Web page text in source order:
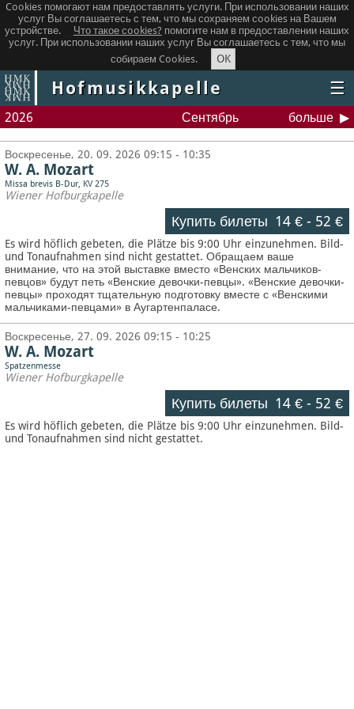
Cookies помогают нам предоставлять услуги. При использовании наших
услуг Вы соглашаетесь с тем, что мы сохраняем сookies на Вашем
устройстве.
Что такое сookies? помогите нам в предоставлении наших
услуг. При использовании наших услуг Вы соглашаетесь с тем, что мы
собираем Cookies.
OK
Hofmusikkapelle ☰
2026 Сентябрь больше
Воскресенье, 20. 09. 2026 09:15 - 10:35
W. A. Mozart
Missa brevis B-Dur, KV 275
Wiener Hofburgkapelle
Купить билеты 14 €- 52 €
Es wird höflich gebeten, die Plätze bis 9:00 Uhr einzunehmen. Bild-
und Tonaufnahmen sind nicht gestattet.Обращаем ваше
внимание, что на этой выставке вместо «Венских мальчиков-
певцов» будут петь «Венские девочки-певцы». «Венские девочки-
певцы» проходят тщательную подготовку вместе с «Венскими
мальчиками-певцами» в Аугартенпаласе.
Воскресенье, 27. 09. 2026 09:15 - 10:25
W. A. Mozart
Spatzenmesse
Wiener Hofburgkapelle
Купить билеты 14 €- 52 €
Es wird höflich gebeten, die Plätze bis 9:00 Uhr einzunehmen. Bild-
und Tonaufnahmen sind nicht gestattet.